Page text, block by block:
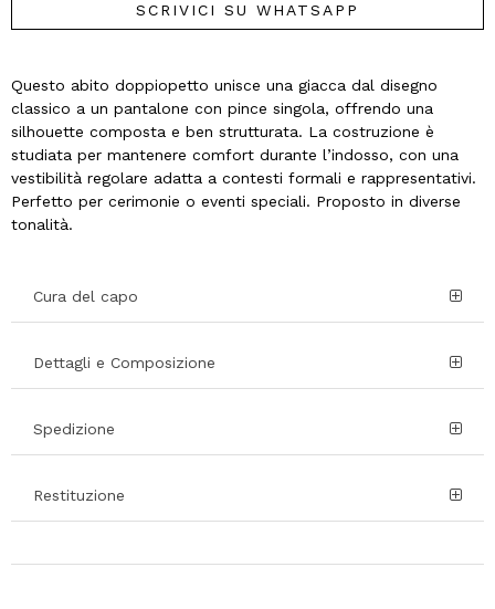
SCRIVICI SU WHATSAPP
Questo abito doppiopetto unisce una giacca dal disegno
classico a un pantalone con pince singola, offrendo una
silhouette composta e ben strutturata. La costruzione è
studiata per mantenere comfort durante l’indosso, con una
vestibilità regolare adatta a contesti formali e rappresentativi.
Perfetto per cerimonie o eventi speciali. Proposto in diverse
tonalità.
Cura del capo
Dettagli e Composizione
Spedizione
Restituzione